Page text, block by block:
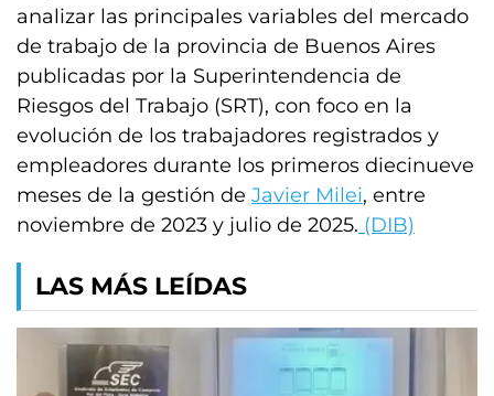
analizar las principales variables del mercado
de trabajo de la provincia de Buenos Aires
publicadas por la Superintendencia de
Riesgos del Trabajo (SRT), con foco en la
evolución de los trabajadores registrados y
empleadores durante los primeros diecinueve
meses de la gestión de Javier Milei, entre
noviembre de 2023 y julio de 2025. (DIB)
LAS MÁS LEÍDAS